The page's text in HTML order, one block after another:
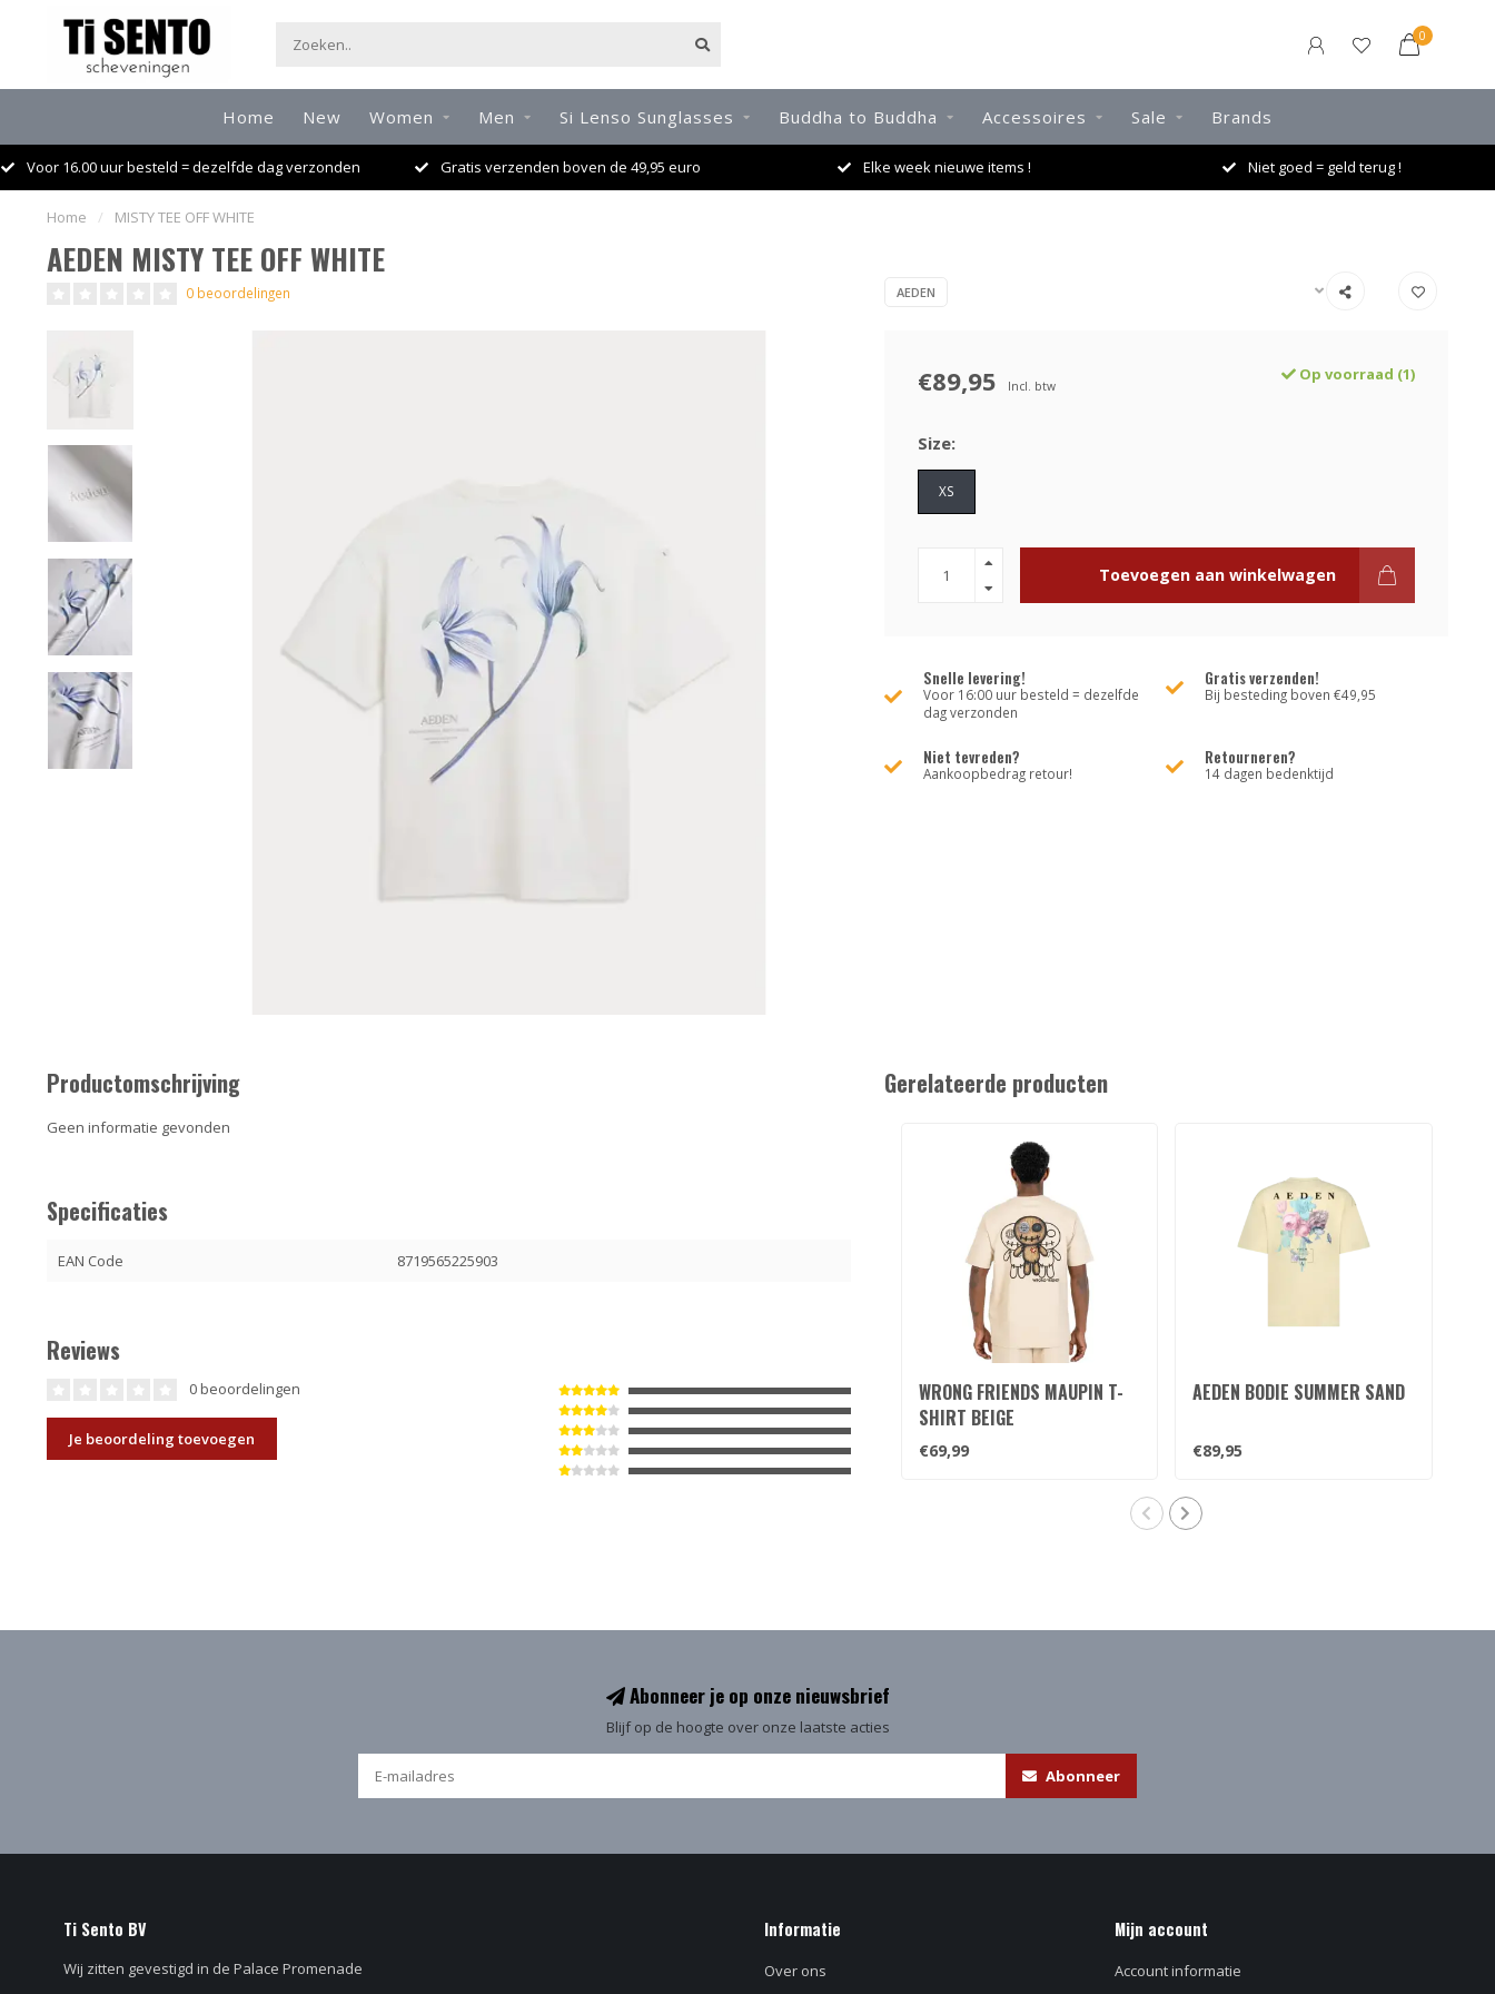
0
Home New Women Men Si Lenso Sunglasses Buddha to Buddha Accessoires Sale Brands
Voor 16.00 uur besteld = dezelfde dag verzonden Gratis verzenden boven de 49,95 euro Elke week nieuwe items ! Niet goed = geld terug !
Home / MISTY TEE OFF WHITE
AEDEN MISTY TEE OFF WHITE
0 beoordelingen AEDEN
€89,95 Incl. btw
Op voorraad (1)
Size:
XS
Toevoegen aan winkelwagen
Snelle levering!
Voor 16:00 uur besteld = dezelfde
dag verzonden
Gratis verzenden!
Bij besteding boven €49,95
Niet tevreden?
Aankoopbedrag retour!
Retourneren?
14 dagen bedenktijd
Productomschrijving
Geen informatie gevonden
Specificaties
EAN Code 8719565225903
Reviews
0 beoordelingen
Je beoordeling toevoegen
Gerelateerde producten
WRONG FRIENDS MAUPIN T-
SHIRT BEIGE
€69,99
AEDEN BODIE SUMMER SAND
€89,95
Abonneer je op onze nieuwsbrief
Blijf op de hoogte over onze laatste acties
Abonneer
Ti Sento BV
Wij zitten gevestigd in de Palace Promenade
Informatie
Over ons
Mijn account
Account informatie